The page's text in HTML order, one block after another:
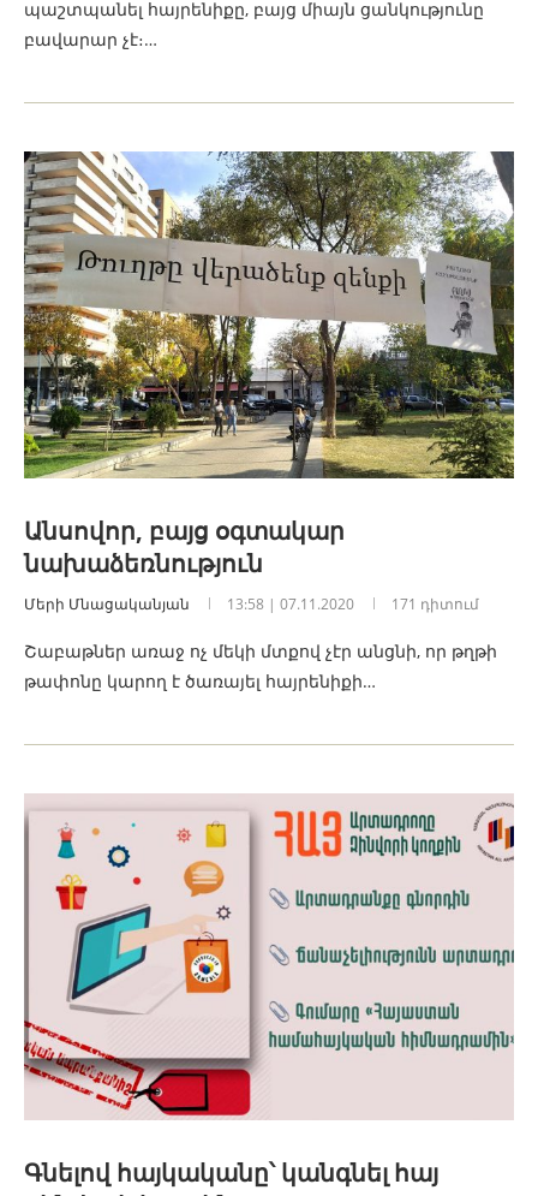
պաշտպանել հայրենիքը, բայց միայն ցանկությունը
բավարար չէ։…
Անսովոր, բայց օգտակար
նախաձեռնություն
Մերի Մնացականյան 13:58 | 07.11.2020 171 դիտում
Շաբաթներ առաջ ոչ մեկի մտքով չէր անցնի, որ թղթի
թափոնը կարող է ծառայել հայրենիքի…
Գնելով հայկականը՝ կանգնել հայ